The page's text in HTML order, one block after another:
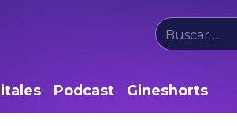
Podcast Gineshorts